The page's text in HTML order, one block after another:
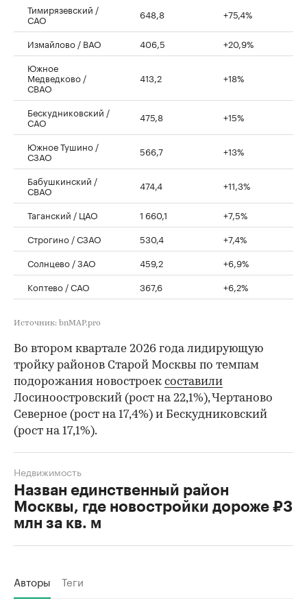
Тимирязевский /
САО 648,8 +75,4%
Измайлово / ВАО 406,5
+20,9%
Южное
Медведково /
СВАО
413,2 +18%
Бескудниковский /
САО 475,8 +15%
Южное Тушино /
СЗАО 566,7 +13%
Бабушкинский /
СВАО 474,4 +11,3%
Таганский / ЦАО 1 660,1
+7,5%
Строгино / СЗАО
530,4
+7,4%
Солнцево / ЗАО
459,2
+6,9%
Коптево / САО
367,6 +6,2%
Источник: bnMAP.pro
Во втором квартале 2026 года лидирующую
тройку районов Старой Москвы по темпам
подорожания новостроек составили
Лосиноостровский (рост на 22,1%), Чертаново
Северное (рост на 17,4%) и Бескудниковский
(рост на 17,1%).
Назван единственный район
Москвы, где новостройки дороже ₽3
млн за кв. м
Недвижимость
Авторы Теги